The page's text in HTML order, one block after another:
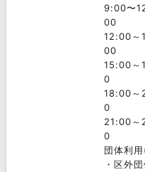
9:00〜
00
12:00～
00
15:00～
0
18:00～
0
21:00～
0
団体利
・区外